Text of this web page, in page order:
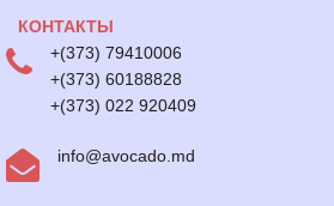
КОНТАКТЫ
+(373) 79410006
+(373) 60188828
+(373) 022 920409
info@avocado.md